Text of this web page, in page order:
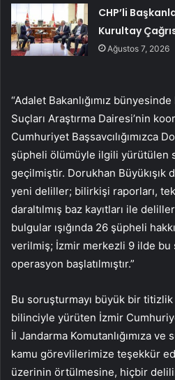
CHP’li
Kurultay
Ağustos 7, 2026
“Adalet Bakanlığımız
Suçları Araştırma Dairesi’nin
Cumhuriyet Başsavcılığımızca
şüpheli ölümüyle ilgili yürütülen
geçilmiştir. Dorukhan Büyükışık
yeni deliller; bilirkişi raporları,
daraltılmış baz kayıtları ile
bulgular ışığında 26 şüpheli
verilmiş; İzmir merkezli 9 ilde bu
operasyon başlatılmıştır.”
Bu soruşturmayı büyük bir
bilinciyle yürüten İzmir
İl Jandarma Komutanlığımıza ve
kamu görevlilerimize teşekkür
üzerinin örtülmesine, hiçbir